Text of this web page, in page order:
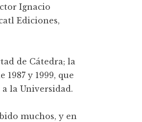
Ignacio
Ediciones,
de Cátedra; la
y 1999, que
la Universidad.
muchos, y en